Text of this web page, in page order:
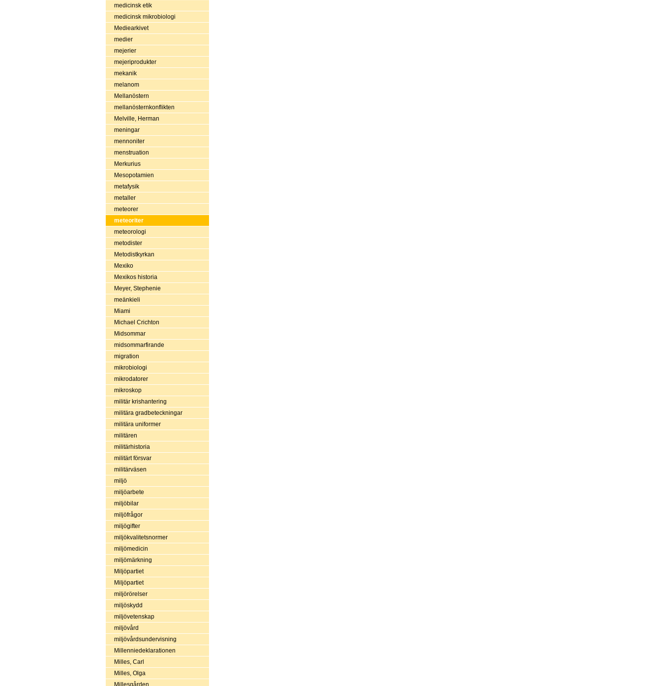
medicinsk etik
medicinsk mikrobiologi
Mediearkivet
medier
mejerier
mejeriprodukter
mekanik
melanom
Mellanöstern
mellanösternkonflikten
Melville, Herman
meningar
mennoniter
menstruation
Merkurius
Mesopotamien
metafysik
metaller
meteorer
meteoriter
meteorologi
metodister
Metodistkyrkan
Mexiko
Mexikos historia
Meyer, Stephenie
meänkieli
Miami
Michael Crichton
Midsommar
midsommarfirande
migration
mikrobiologi
mikrodatorer
mikroskop
militär krishantering
militära gradbeteckningar
militära uniformer
militären
militärhistoria
militärt försvar
militärväsen
miljö
miljöarbete
miljöbilar
miljöfrågor
miljögifter
miljökvalitetsnormer
miljömedicin
miljömärkning
Miljöpartiet
Miljöpartiet
miljörörelser
miljöskydd
miljövetenskap
miljövård
miljövårdsundervisning
Millenniedeklarationen
Milles, Carl
Milles, Olga
Millesgården